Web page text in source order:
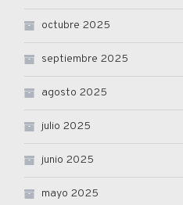
octubre 2025
septiembre 2025
agosto 2025
julio 2025
junio 2025
mayo 2025